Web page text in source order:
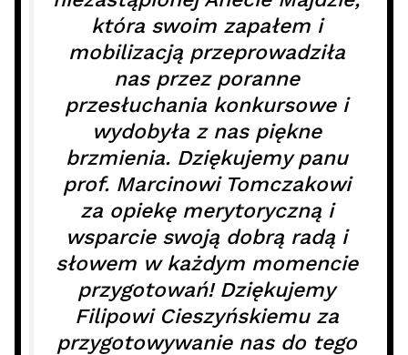
która swoim zapałem i
mobilizacją przeprowadziła
nas przez poranne
przesłuchania konkursowe i
wydobyła z nas piękne
brzmienia. Dziękujemy panu
prof. Marcinowi Tomczakowi
za opiekę merytoryczną i
wsparcie swoją dobrą radą i
słowem w każdym momencie
przygotowań! Dziękujemy
Filipowi Cieszyńskiemu za
przygotowywanie nas do tego